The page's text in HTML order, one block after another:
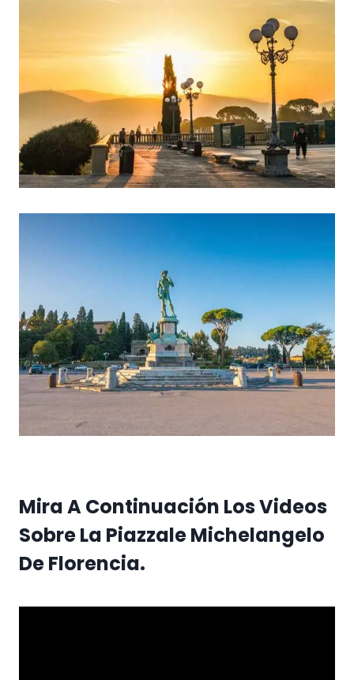
Mira A Continuación Los Videos
Sobre La Piazzale Michelangelo
De Florencia.